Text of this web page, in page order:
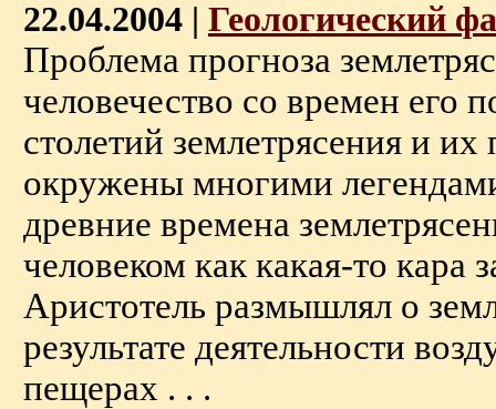
22.04.2004 | Геологический
Проблема прогноза
человечество со времен его
столетий землетрясения и
окружены многими
древние времена
человеком как какая-то кара
Аристотель размышлял о
результате деятельности
пещерах . . .